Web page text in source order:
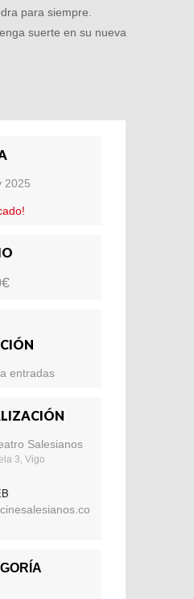
para siempre.
suerte en su nueva
2025
entradas
Salesianos
3, Vigo